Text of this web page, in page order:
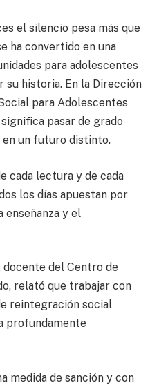
el silencio pesa más que
ha convertido en una
para adolescentes
historia. En la Dirección
para Adolescentes
pasar de grado
en un futuro distinto.
cada lectura y de cada
los días apuestan por
enseñanza y el
docente del Centro de
relató que trabajar con
reintegración social
profundamente
medida de sanción y con